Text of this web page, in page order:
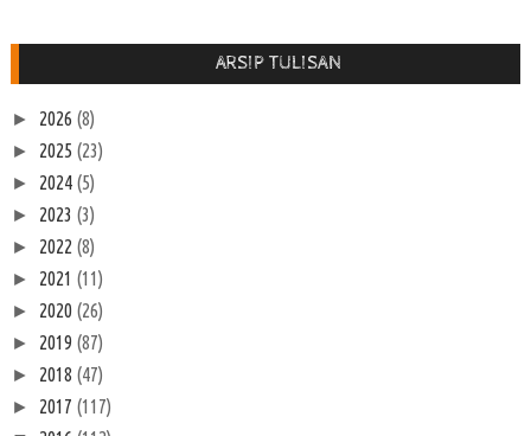
ARSIP TULISAN
► 2026 (8)
► 2025 (23)
► 2024 (5)
► 2023 (3)
► 2022 (8)
► 2021 (11)
► 2020 (26)
► 2019 (87)
► 2018 (47)
► 2017 (117)